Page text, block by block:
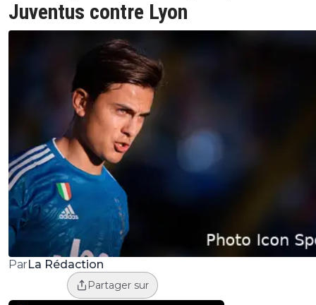
Juventus contre Lyon
ParLa Rédaction
Partager sur